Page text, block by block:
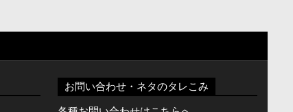
お問い合わせ・ネタのタレこみ